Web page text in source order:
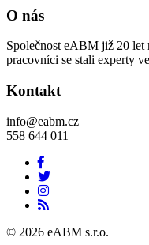
O nás
Společnost eABM již 20 let
pracovníci se stali experty
Kontakt
info@eabm.cz
558 644 011
© 2026 eABM s.r.o.